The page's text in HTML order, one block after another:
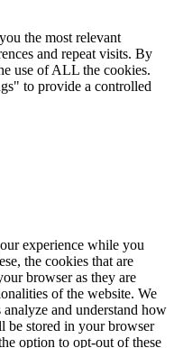
the most relevant
and repeat visits. By
use of ALL the cookies.
to provide a controlled
experience while you
the cookies that are
browser as they are
of the website. We
and understand how
be stored in your browser
option to opt-out of these